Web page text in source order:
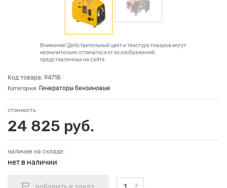
Внимание! Действительный цвет и текстура товаров могут
незначительно отличаться от их изображений,
представленных на сайте.
Код товара: 94718
Категория: Генераторы бензиновые
стоимость:
24 825 руб.
наличие на складе:
нет в наличии